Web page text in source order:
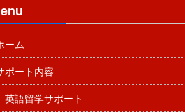
ーム
ポート内容
英語留学サポート